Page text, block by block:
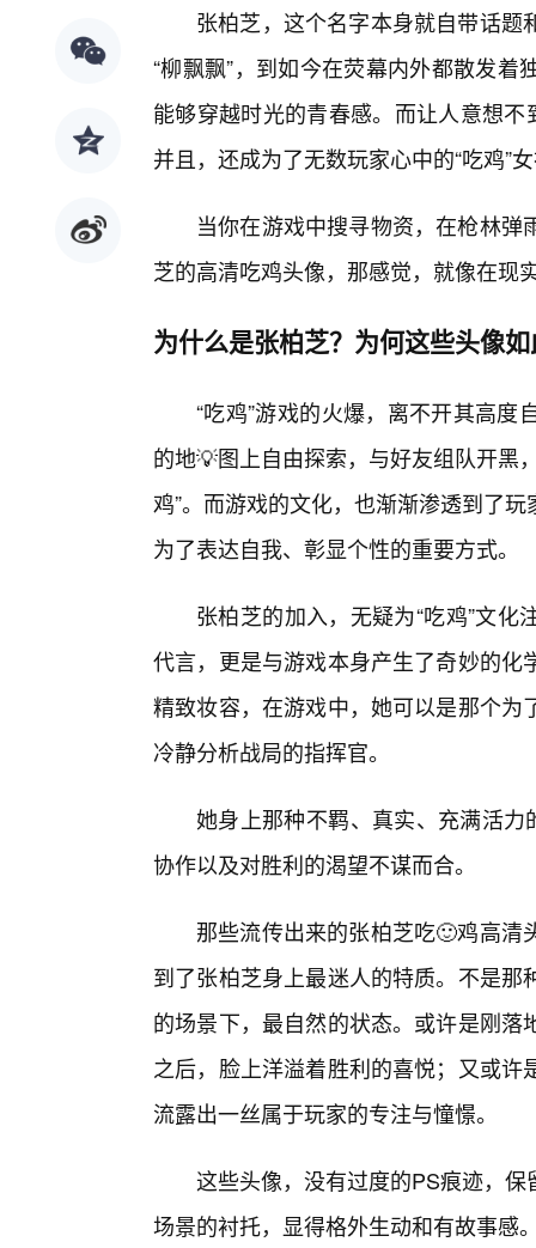
张柏芝，这个名字本身就自带话
“柳飘飘”，到如今在荧幕内外都散发
能够穿越时光的青春感。而让人意想
并且，还成为了无数玩家心中的“吃鸡”
当你在游戏中搜寻物资，在枪林
芝的高清吃鸡头像，那感觉，就像在现
为什么是张柏芝？为何这些头像
“吃鸡”游戏的火爆，离不开其高
的地💡图上自由探索，与好友组队开
鸡”。而游戏的文化，也渐渐渗透到了
为了表达自我、彰显个性的重要方式。
张柏芝的加入，无疑为“吃鸡”文
代言，更是与游戏本身产生了奇妙的
精致妆容，在游戏中，她可以是那个
冷静分析战局的指挥官。
她身上那种不羁、真实、充满活力
协作以及对胜利的渴望不谋而合。
那些流传出来的张柏芝吃🙂鸡高
到了张柏芝身上最迷人的特质。不是
的场景下，最自然的状态。或许是刚
之后，脸上洋溢着胜利的喜悦；又或
流露出一丝属于玩家的专注与憧憬。
这些头像，没有过度的PS痕迹，
场景的衬托，显得格外生动和有故事感